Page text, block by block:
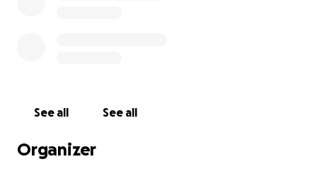
See all See all
Organizer